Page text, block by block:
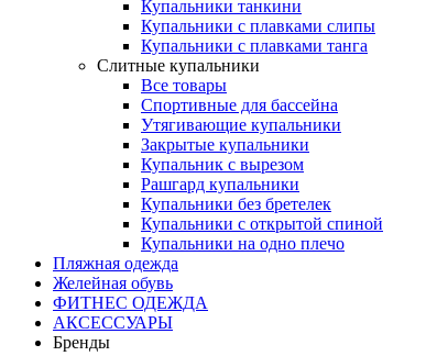
Купальники танкини
Купальники с плавками слипы
Купальники с плавками танга
Слитные купальники
Все товары
Спортивные для бассейна
Утягивающие купальники
Закрытые купальники
Купальник с вырезом
Рашгард купальники
Купальники без бретелек
Купальники с открытой спиной
Купальники на одно плечо
Пляжная одежда
Желейная обувь
ФИТНЕС ОДЕЖДА
АКСЕССУАРЫ
Бренды